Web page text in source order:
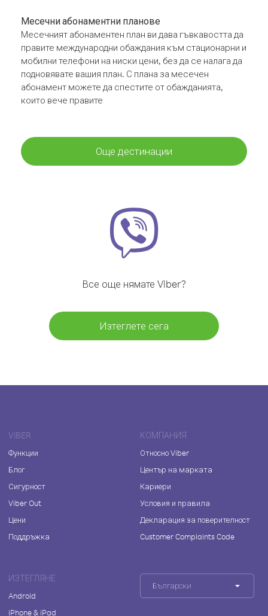
Месечни абонаментни планове
Месечният абонаментен план ви дава гъвкавостта да
правите международни обаждания към стационарни и
мобилни телефони на ниски цени, без да се налага да
подновявате вашия план. С плана за месечен
абонамент можете да спестите от обажданията,
които вече правите
Още дестинации
Все още нямате Viber?
Изтеглете сега
VIBER
Функции
Блог
Сигурност
Viber Out
Цени
Поддръжка
КОМПАНИЯ
Относно Viber
Център на марката
Кариери
Условия и правила
Декларация за поверителност
Customer Complaints Code
ИЗТЕГЛЯНЕ
Android
iPhone & iPad
Български